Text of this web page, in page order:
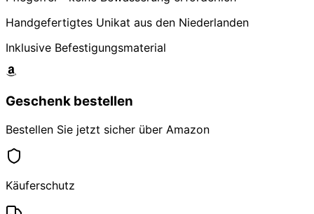
Handgefertigtes Unikat aus den Niederlanden
Inklusive Befestigungsmaterial
Geschenk bestellen
Bestellen Sie jetzt sicher über Amazon
Käuferschutz